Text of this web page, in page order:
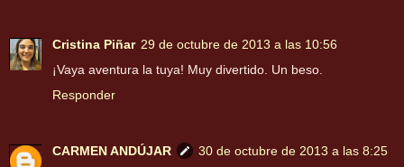
Cristina Piñar 29 de octubre de 2013 a las 10:56
¡Vaya aventura la tuya! Muy divertido. Un beso.
Responder
CARMEN ANDÚJAR
30 de octubre de 2013 a las 8:25